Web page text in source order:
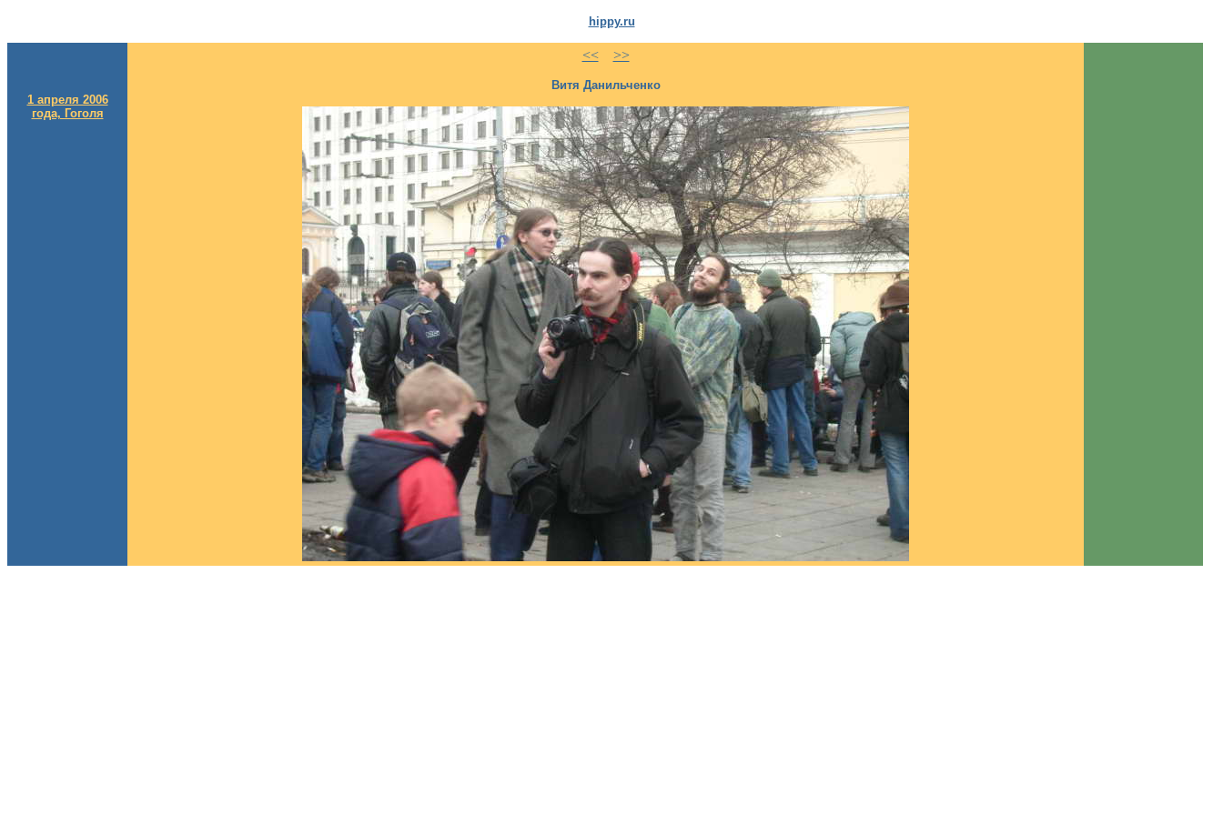
hippy.ru
1 апреля 2006
года, Гоголя
<< >>
Витя Данильченко